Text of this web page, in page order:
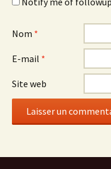
Nom *
E-mail *
Site web